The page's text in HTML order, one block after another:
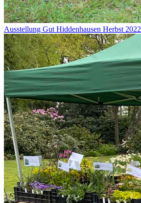
Ausstellung Gut Hiddenhausen Herbst 2022